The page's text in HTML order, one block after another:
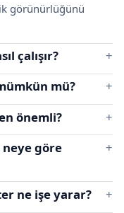
görünürlüğünü
çalışır?
mü?
önemli?
göre
ne işe yarar?